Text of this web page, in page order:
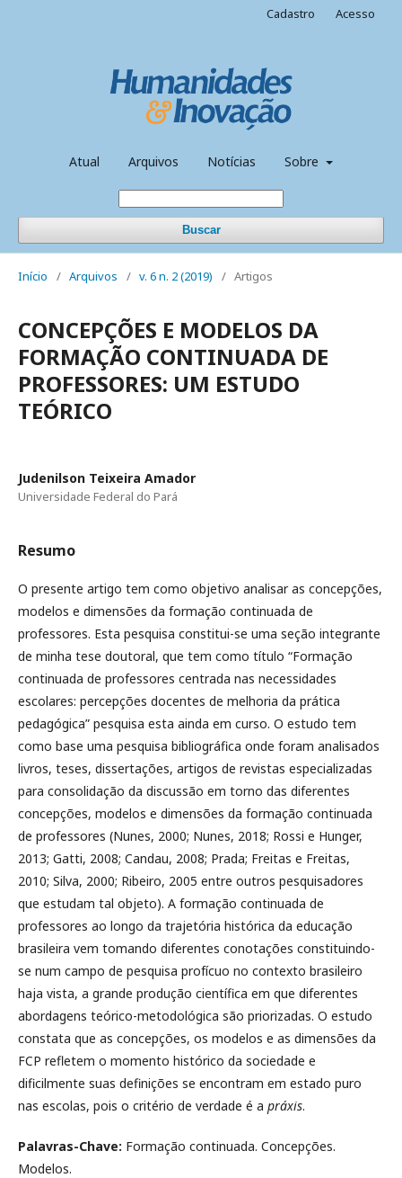
Atual Arquivos Notícias Sobre
Buscar
Cadastro Acesso
Início / Arquivos / v. 6 n. 2 (2019) / Artigos
CONCEPÇÕES E MODELOS DA
FORMAÇÃO CONTINUADA DE
PROFESSORES: UM ESTUDO
TEÓRICO
Judenilson Teixeira Amador
Universidade Federal do Pará
Resumo
O presente artigo tem como objetivo analisar as concepções,
modelos e dimensões da formação continuada de
professores. Esta pesquisa constitui-se uma seção integrante
de minha tese doutoral, que tem como título “Formação
continuada de professores centrada nas necessidades
escolares: percepções docentes de melhoria da prática
pedagógica” pesquisa esta ainda em curso. O estudo tem
como base uma pesquisa bibliográfica onde foram analisados
livros, teses, dissertações, artigos de revistas especializadas
para consolidação da discussão em torno das diferentes
concepções, modelos e dimensões da formação continuada
de professores (Nunes, 2000; Nunes, 2018; Rossi e Hunger,
2013; Gatti, 2008; Candau, 2008; Prada; Freitas e Freitas,
2010; Silva, 2000; Ribeiro, 2005 entre outros pesquisadores
que estudam tal objeto). A formação continuada de
professores ao longo da trajetória histórica da educação
brasileira vem tomando diferentes conotações constituindo-
se num campo de pesquisa profícuo no contexto brasileiro
haja vista, a grande produção científica em que diferentes
abordagens teórico-metodológica são priorizadas. O estudo
constata que as concepções, os modelos e as dimensões da
FCP refletem o momento histórico da sociedade e
dificilmente suas definições se encontram em estado puro
nas escolas, pois o critério de verdade é a práxis.
Palavras-Chave: Formação continuada. Concepções.
Modelos.